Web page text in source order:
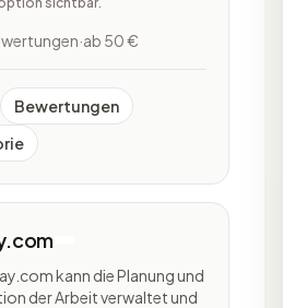
Hub, HubSpot Service
Hub. Bei der Marketing
·ab 50 €
Bewertungen
kann die Planung und
der Arbeit verwaltet und